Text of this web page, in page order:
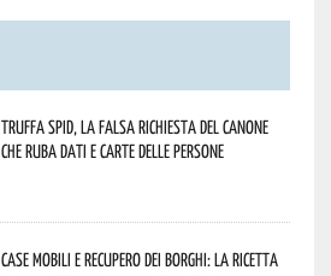
Truffa Spid, la falsa richiesta del canone
che ruba dati e carte delle persone
Case mobili e recupero dei borghi: la ricetta